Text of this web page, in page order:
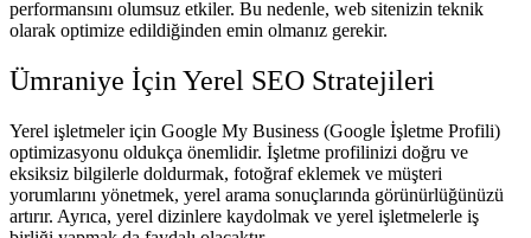
performansını olumsuz etkiler. Bu nedenle, web sitenizin teknik
olarak optimize edildiğinden emin olmanız gerekir.
Ümraniye İçin Yerel SEO Stratejileri
Yerel işletmeler için Google My Business (Google İşletme Profili)
optimizasyonu oldukça önemlidir. İşletme profilinizi doğru ve
eksiksiz bilgilerle doldurmak, fotoğraf eklemek ve müşteri
yorumlarını yönetmek, yerel arama sonuçlarında görünürlüğünüzü
artırır. Ayrıca, yerel dizinlere kaydolmak ve yerel işletmelerle iş